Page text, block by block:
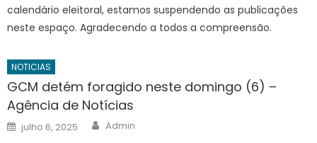
calendário eleitoral, estamos suspendendo as publicações
neste espaço. Agradecendo a todos a compreensão.
NOTICIAS
GCM detém foragido neste domingo (6) –
Agência de Notícias
Posted
on
julho 6, 2025 Author
Admin